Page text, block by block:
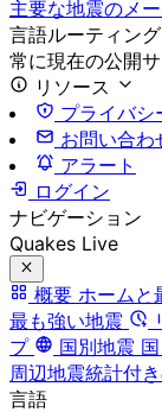
主要な地震のメー
言語ルーティン
常に現在の公開
リソース
プライバシ
お問い合わ
アラート
ログイン
ナビゲーション
Quakes Live
概要 ホームと
最も強い地震
プ
国別地震
周辺地震統計付
言語